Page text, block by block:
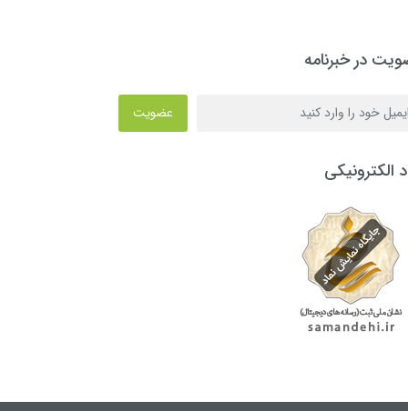
در خبرنامه
عضویت
الکترونیکی